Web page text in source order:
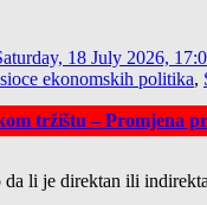
18 July 2026,
ekonomskih politika,
tržištu – Promjena
li je direktan ili